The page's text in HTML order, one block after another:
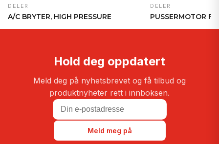
DELER
A/C BRYTER, HIGH PRESSURE
DELER
PUSSERMOTOR
Hold deg oppdatert
Meld deg på nyhetsbrevet og få tilbud og
produktnyheter rett i innboksen.
Meld meg på